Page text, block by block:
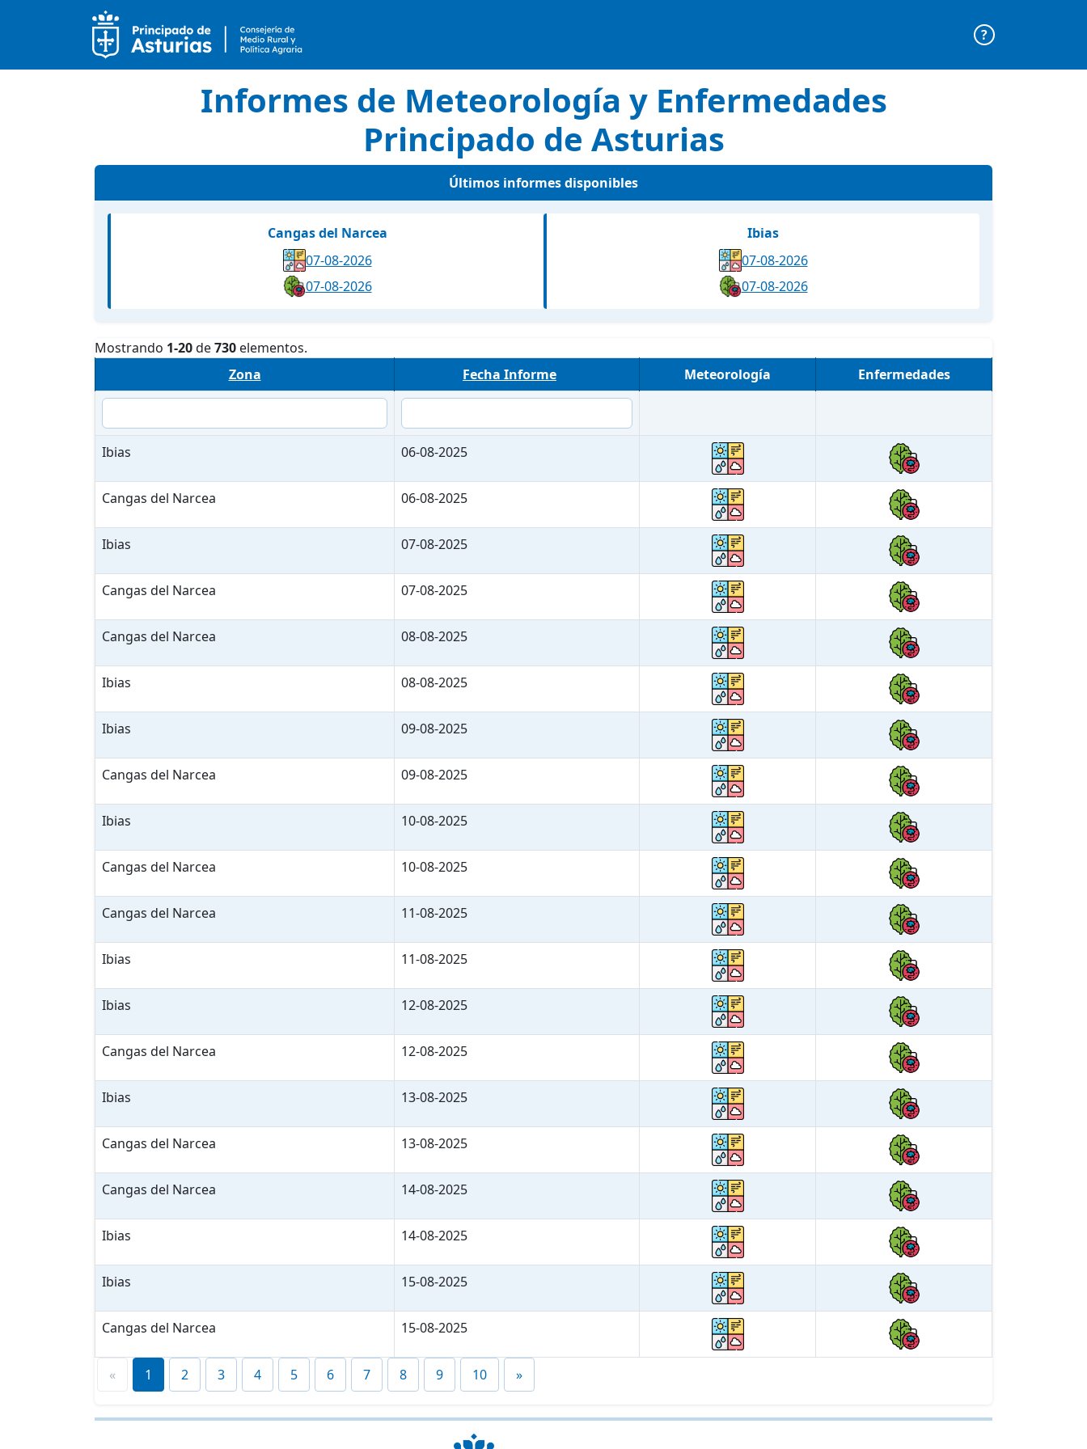
?
Informes de Meteorología y Enfermedades
Principado de Asturias
Últimos informes disponibles
Cangas del Narcea
07-08-2026
07-08-2026
Ibias
07-08-2026
07-08-2026
Mostrando 1-20de730 elementos.
Zona
Fecha Informe Meteorología Enfermedades
Ibias 06-08-2025
Cangas del Narcea 06-08-2025
Ibias 07-08-2025
Cangas del Narcea 07-08-2025
Cangas del Narcea 08-08-2025
Ibias 08-08-2025
Ibias 09-08-2025
Cangas del Narcea 09-08-2025
Ibias 10-08-2025
Cangas del Narcea 10-08-2025
Cangas del Narcea 11-08-2025
Ibias 11-08-2025
Ibias 12-08-2025
Cangas del Narcea 12-08-2025
Ibias 13-08-2025
Cangas del Narcea 13-08-2025
Cangas del Narcea 14-08-2025
Ibias 14-08-2025
Ibias 15-08-2025
Cangas del Narcea 15-08-2025
« 1 2 3 4 5 6 7 8 9 10 »